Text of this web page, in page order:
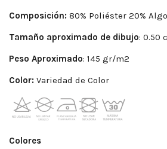
Composición: 80% Poliéster 20%
Tamaño aproximado de dibujo: 0.50
Peso Aproximado: 145 gr/m2
Color: Variedad de Color
Colores